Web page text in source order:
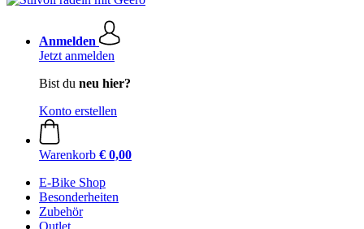
Anmelden
Jetzt anmelden
Bist du neu hier?
Konto erstellen
Warenkorb € 0,00
E-Bike Shop
Besonderheiten
Zubehör
Outlet